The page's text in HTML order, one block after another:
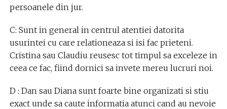
persoanele din jur.
C: Sunt in general in centrul atentiei datorita
usurintei cu care relationeaza si isi fac prieteni.
Cristina sau Claudiu reusesc tot timpul sa exceleze in
ceea ce fac, fiind dornici sa invete mereu lucruri noi.
D : Dan sau Diana sunt foarte bine organizati si stiu
exact unde sa caute informatia atunci cand au nevoie